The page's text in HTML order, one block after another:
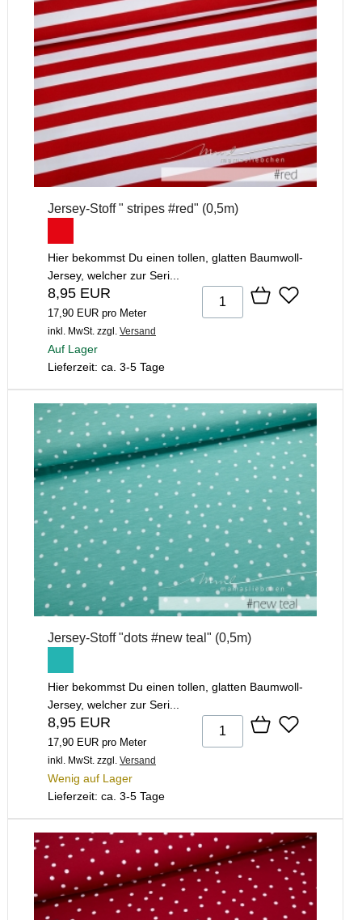
Jersey-Stoff " stripes #red" (0,5m)
Hier bekommst Du einen tollen, glatten Baumwoll-
Jersey, welcher zur Seri...
8,95 EUR
17,90 EUR pro Meter
inkl. MwSt. zzgl. Versand
Auf Lager
Lieferzeit: ca. 3-5 Tage
Jersey-Stoff "dots #new teal" (0,5m)
Hier bekommst Du einen tollen, glatten Baumwoll-
Jersey, welcher zur Seri...
8,95 EUR
17,90 EUR pro Meter
inkl. MwSt. zzgl. Versand
Wenig auf Lager
Lieferzeit: ca. 3-5 Tage